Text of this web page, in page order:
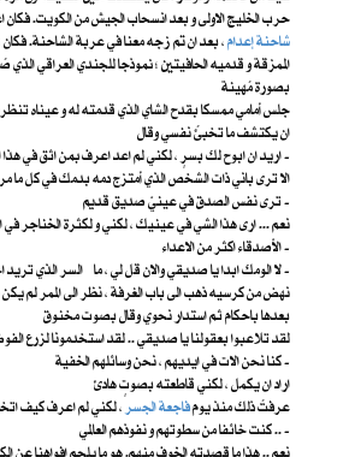
حرب الخليج الاولى و بعد انسحاب الجيش من الكويت. فكان
شاحنة إعدام، بعد ان تم زجه معنا في عربة الشاحنة.
الممزقة و قدميه الحافيتين ؛ نموذجا للجندي العراقي
بصورة مُهينة
جلس أمامي ممسكا بقدح الشاي الذي قدمته له و عيناه
ان يكتشف ما تخبئُ نفسي وقال
اريد ان ابوح لك بسرٍ ، لكني لم اعد اعرف بمن اثق في هذا الزمن الملعون -
الا ترى باني ذات الشخص الذي أمتزج دمه بدمك في كل ما
ترى نفس الصدق في عينيّ صديق قديم -
نعم ... ارى هذا الشي في عينيك ، لكني و لكثرة الخناجر
الأصدقاء اكثر من الاعداء -
لا الومك ابدا يا صديقي والان قل لي ، ما السر الذي تريد اخباري به ؟ -
نهض من كرسيه ذهب الى باب الغرفة ، نظر الى الممر لم يكن
بعدها باحكام ثم استدار نحوي وقال بصوت مخنوق
لقد تلاعبوا بعقولنا يا صديقي .. لقد استخدمونا لزرع
كنا نحن الات في ايديهم ، نحن وسائلهم الخفية -
اراد ان يكمل ، لكني قاطعته بصوتٍ هادئ
عرفتُ ذلك منذ يومفاجعة الجسر، لكني لم اعرف كيف
.. كنت خائفا من سطوتهم و نفوذهم العالمي -